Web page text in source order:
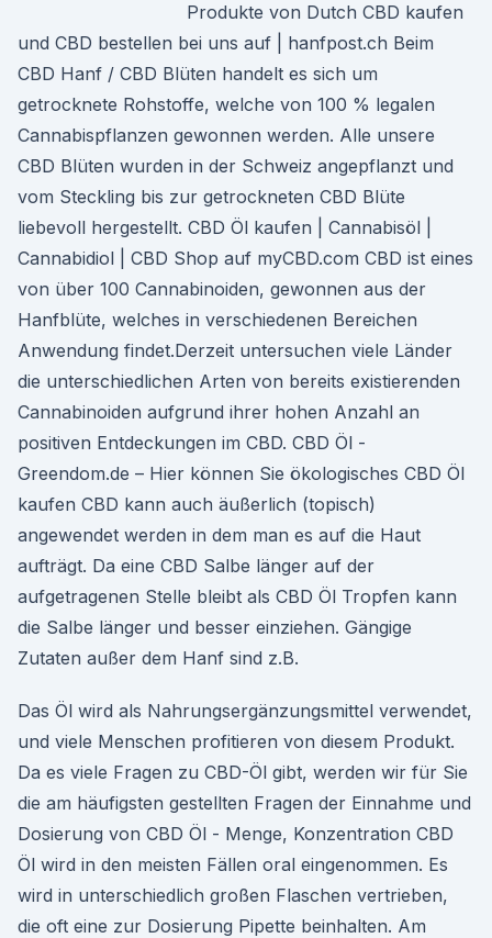
Produkte von Dutch CBD kaufen
und CBD bestellen bei uns auf | hanfpost.ch Beim
CBD Hanf / CBD Blüten handelt es sich um
getrocknete Rohstoffe, welche von 100 % legalen
Cannabispflanzen gewonnen werden. Alle unsere
CBD Blüten wurden in der Schweiz angepflanzt und
vom Steckling bis zur getrockneten CBD Blüte
liebevoll hergestellt. CBD Öl kaufen | Cannabisöl |
Cannabidiol | CBD Shop auf myCBD.com CBD ist eines
von über 100 Cannabinoiden, gewonnen aus der
Hanfblüte, welches in verschiedenen Bereichen
Anwendung findet.Derzeit untersuchen viele Länder
die unterschiedlichen Arten von bereits existierenden
Cannabinoiden aufgrund ihrer hohen Anzahl an
positiven Entdeckungen im CBD. CBD Öl -
Greendom.de – Hier können Sie ökologisches CBD Öl
kaufen CBD kann auch äußerlich (topisch)
angewendet werden in dem man es auf die Haut
aufträgt. Da eine CBD Salbe länger auf der
aufgetragenen Stelle bleibt als CBD Öl Tropfen kann
die Salbe länger und besser einziehen. Gängige
Zutaten außer dem Hanf sind z.B.
Das Öl wird als Nahrungsergänzungsmittel verwendet,
und viele Menschen profitieren von diesem Produkt.
Da es viele Fragen zu CBD-Öl gibt, werden wir für Sie
die am häufigsten gestellten Fragen der Einnahme und
Dosierung von CBD Öl - Menge, Konzentration CBD
Öl wird in den meisten Fällen oral eingenommen. Es
wird in unterschiedlich großen Flaschen vertrieben,
die oft eine zur Dosierung Pipette beinhalten. Am